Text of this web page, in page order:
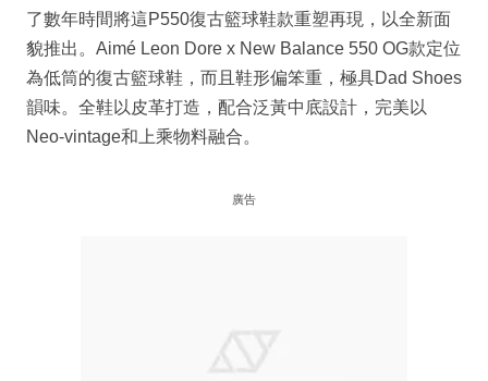
了數年時間將這P550復古籃球鞋款重塑再現，以全新面
貌推出。Aimé Leon Dore x New Balance 550 OG款定位
為低筒的復古籃球鞋，而且鞋形偏笨重，極具Dad Shoes
韻味。全鞋以皮革打造，配合泛黃中底設計，完美以
Neo-vintage和上乘物料融合。
廣告